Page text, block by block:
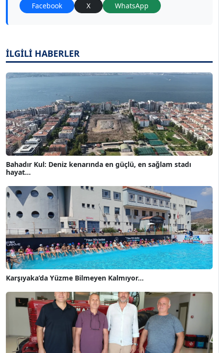
Facebook X WhatsApp
İLGİLİ HABERLER
Bahadır Kul: Deniz kenarında en güçlü, en sağlam stadı
hayat...
Karşıyaka’da Yüzme Bilmeyen Kalmıyor...